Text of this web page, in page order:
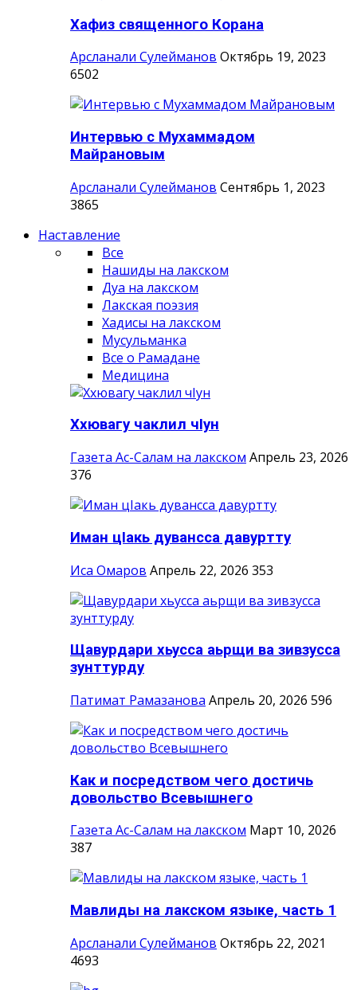
Хафиз священного Корана
Арсланали Сулейманов Октябрь 19, 2023
6502
Интервью с Мухаммадом
Майрановым
Арсланали Сулейманов Сентябрь 1, 2023
3865
Наставление
Все
Нашиды на лакском
Дуа на лакском
Лакская поэзия
Хадисы на лакском
Мусульманка
Все о Рамадане
Медицина
Ххювагу чаклил чIун
Газета Ас-Салам на лакском Апрель 23, 2026
376
Иман цIакь дувансса давуртту
Иса Омаров Апрель 22, 2026 353
Щавурдари хьусса аьрщи ва зивзусса
зунттурду
Патимат Рамазанова Апрель 20, 2026 596
Как и посредством чего достичь
довольство Всевышнего
Газета Ас-Салам на лакском Март 10, 2026
387
Мавлиды на лакском языке, часть 1
Арсланали Сулейманов Октябрь 22, 2021
4693